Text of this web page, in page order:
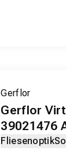
Gerflor
Gerflor
39021476
Fliesenoptik